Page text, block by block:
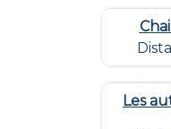
Les